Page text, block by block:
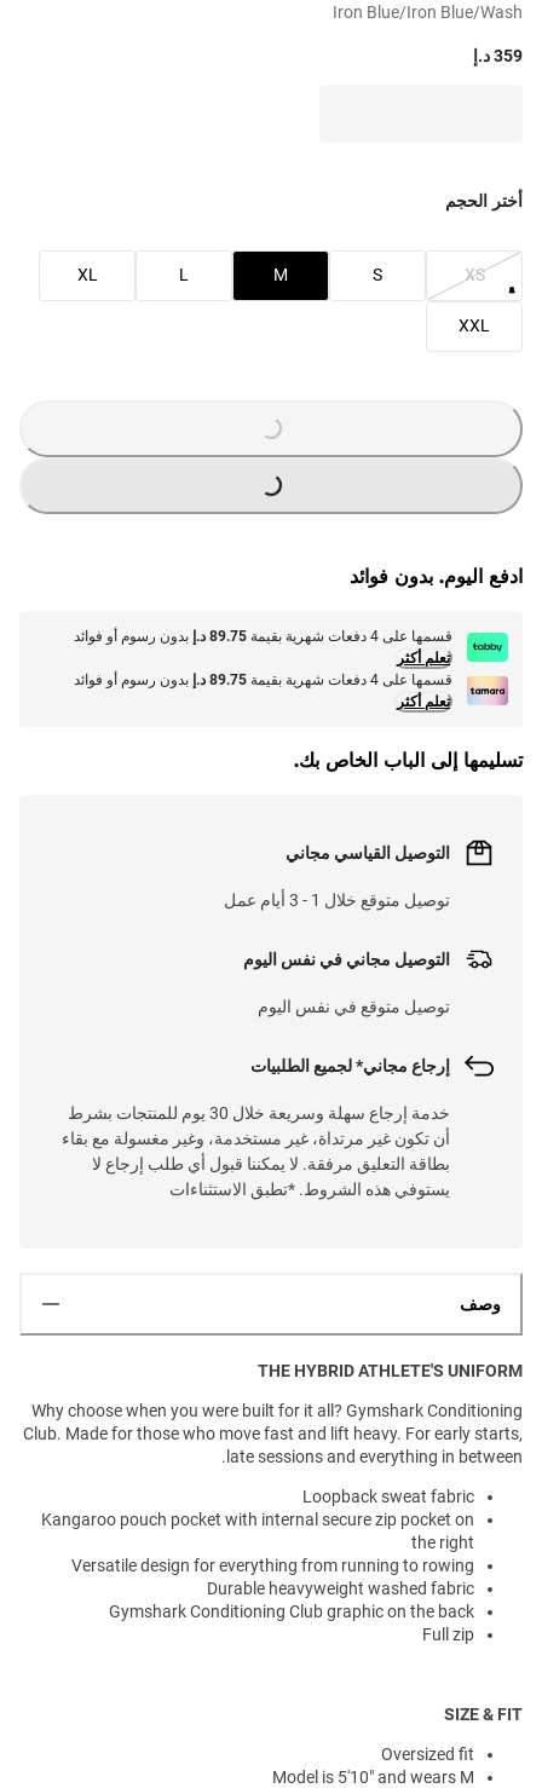
Iron Blue/iron Blue/wash
359 د.إ
أختر الحجم
XS
S
M
L
XL
XXL
L
O
A
D
I
N
G
.
.
.
G
.
ادفع اليوم. بدون فوائد
قسمها على 4 دفعات شهرية بقيمة 89.75 د.إ
بدون رسوم أو فوائد
تعلم أكثر
قسمها على 4 دفعات شهرية بقيمة
89.75 د.إ
بدون رسوم أو فوائد
تعلم أكثر
تسليمها إلى الباب الخاص بك.
التوصيل القياسي مجاني
توصيل متوقع خلال 1 - 3 أيام عمل
التوصيل مجاني في نفس اليوم
توصيل متوقع في نفس اليوم
إرجاع مجاني* لجميع الطلبيات
خدمة إرجاع سهلة وسريعة خلال 30 يوم للمنتجات بشرط
أن تكون غير مرتداة، غير مستخدمة، وغير مغسولة مع بقاء
بطاقة التعليق مرفقة. لا يمكننا قبول أي طلب إرجاع لا
يستوفي هذه الشروط. *تطبق الاستثناءات
وصف
THE HYBRID ATHLETE'S UNIFORM
Why choose when you were built for it all? Gymshark Conditioning
Club. Made for those who move fast and lift heavy. For early starts,
late sessions and everything in between.
Loopback sweat fabric
Kangaroo pouch pocket with internal secure zip pocket on
the right
Versatile design for everything from running to rowing
Durable heavyweight washed fabric
Gymshark Conditioning Club graphic on the back
Full zip
SIZE & FIT
Oversized fit
Model is 5'10" and wears M